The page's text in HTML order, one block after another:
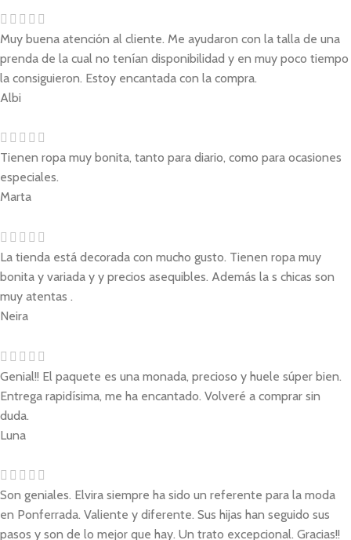
Muy buena atención al cliente. Me ayudaron con la talla de una
prenda de la cual no tenían disponibilidad y en muy poco tiempo
la consiguieron. Estoy encantada con la compra.
Albi
Tienen ropa muy bonita, tanto para diario, como para ocasiones
especiales.
Marta
La tienda está decorada con mucho gusto. Tienen ropa muy
bonita y variada y y precios asequibles. Además la s chicas son
muy atentas .
Neira
Genial!! El paquete es una monada, precioso y huele súper bien.
Entrega rapidísima, me ha encantado. Volveré a comprar sin
duda.
Luna
Son geniales. Elvira siempre ha sido un referente para la moda
en Ponferrada. Valiente y diferente. Sus hijas han seguido sus
pasos y son de lo mejor que hay. Un trato excepcional. Gracias!!